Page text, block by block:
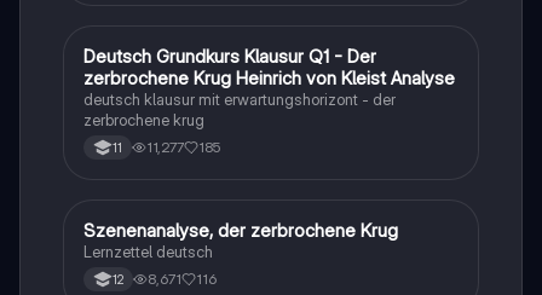
Deutsch
Deutsch Grundkurs Klausur Q1 - Der
zerbrochene Krug Heinrich von Kleist Analyse
deutsch klausur mit erwartungshorizont - der
zerbrochene krug
11 11,277 185
Deutsch
Szenenanalyse, der zerbrochene Krug
Lernzettel deutsch
12 8,671 116